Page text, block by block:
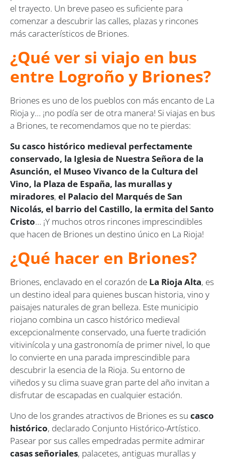
el trayecto. Un breve paseo es suficiente para
comenzar a descubrir las calles, plazas y rincones
más característicos de Briones.
¿Qué ver si viajo en bus
entre Logroño y Briones?
Briones es uno de los pueblos con más encanto de La
Rioja y… ¡no podía ser de otra manera! Si viajas en bus
a Briones, te recomendamos que no te pierdas:
Su casco histórico medieval perfectamente
conservado, la Iglesia de Nuestra Señora de la
Asunción, el Museo Vivanco de la Cultura del
Vino, la Plaza de España, las murallas y
miradores, el Palacio del Marqués de San
Nicolás, el barrio del Castillo, la ermita del Santo
Cristo… ¡Y muchos otros rincones imprescindibles
que hacen de Briones un destino único en La Rioja!
¿Qué hacer en Briones?
Briones, enclavado en el corazón de La Rioja Alta, es
un destino ideal para quienes buscan historia, vino y
paisajes naturales de gran belleza. Este municipio
riojano combina un casco histórico medieval
excepcionalmente conservado, una fuerte tradición
vitivinícola y una gastronomía de primer nivel, lo que
lo convierte en una parada imprescindible para
descubrir la esencia de la Rioja. Su entorno de
viñedos y su clima suave gran parte del año invitan a
disfrutar de escapadas en cualquier estación.
Uno de los grandes atractivos de Briones es su casco
histórico, declarado Conjunto Histórico-Artístico.
Pasear por sus calles empedradas permite admirar
casas señoriales, palacetes, antiguas murallas y